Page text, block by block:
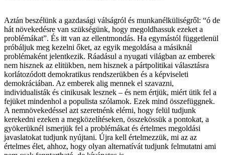
Aztán beszélünk a gazdasági válságról és munkanélküliségről: “ó de
hát növekedésre van szükségünk, hogy megoldhassuk ezeket a
problémákat”. És itt van az ellentmondás. Ha egymástól függetlenül
próbáljuk meg kezelni őket, az egyik megoldása a másiknál
problémaként jelentkezik. Ráadásul a nyugati világban az emberek
nem hisznek az elitükben, nem hisznek a pártpolitikai választásra
korlátozódott demokratikus rendszerükben és a képviseleti
demokráciában. Az emberek alig mennek el szavazni,
individualisták és cinikusak lesznek – és nem értjük, miért ütik fel a
fejüket mindenhol a populista szólamok. Ezek mind összefüggnek.
A nemnövekedéssel azt szeretnénk elérni, hogy felül tudjunk
kerekedni ezeken a megközelítéseken, összekössük a pontokat, a
gyökerüknél ismerjük fel a problémákat és értelmes megoldási
javaslatokat tudjunk nyújtani. Újra kell értelmezzük, mi az az
értelmes élet, ahhoz, hogy olyan alternatívát tudjunk felmutatni ami